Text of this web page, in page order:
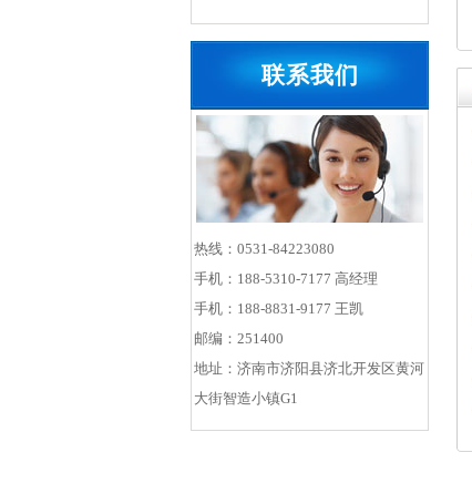
联系我们
热线：0531-84223080
手机：188-5310-7177 高经理
手机：188-8831-9177 王凯
邮编：251400
地址：济南市济阳县济北开发区黄河
大街智造小镇G1